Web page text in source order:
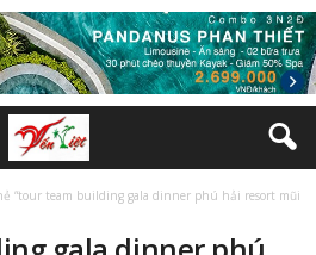
“tour team building gala dinner phú hải resort mũi